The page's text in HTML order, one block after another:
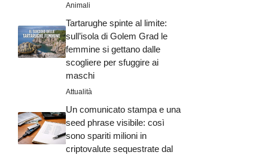
Animali
Tartarughe spinte al limite:
sull’isola di Golem Grad le
femmine si gettano dalle
scogliere per sfuggire ai
maschi
Attualità
Un comunicato stampa e una
seed phrase visibile: così
sono spariti milioni in
criptovalute sequestrate dal